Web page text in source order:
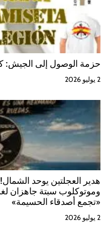
حزمة الوصول إلى الجيش:
2 يوليو 2026
هدير العجلتين يوحد الشمال!
وموتوكلوب سبتة جاهزان
«تجمع أصدقاء الحسيمة»
2 يوليو 2026